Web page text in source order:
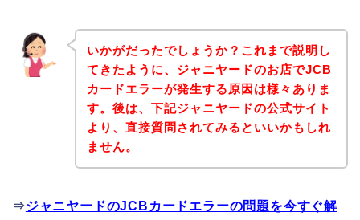
いかがだったでしょうか？これまで説明し
てきたように、ジャニヤードのお店でJCB
カードエラーが発生する原因は様々ありま
す。後は、下記ジャニヤードの公式サイト
より、直接質問されてみるといいかもしれ
ません。
⇒ジャニヤードのJCBカードエラーの問題を今すぐ解